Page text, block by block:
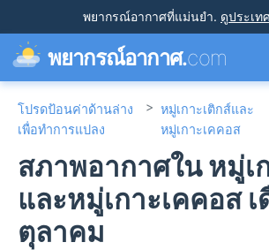
พยากรณ์อากาศที่แม่นยำ. ดูประเท
พยากรณ์อากาศ.com
โปรดป้อนค่าด้านล่าง
เพื่อทำการแปลง
> หมู่เกาะเติกส์และ
หมู่เกาะเคคอส
สภาพอากาศใน หมู่เ
และหมู่เกาะเคคอส
ตุลาคม